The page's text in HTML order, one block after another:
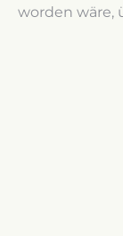
worden wäre,